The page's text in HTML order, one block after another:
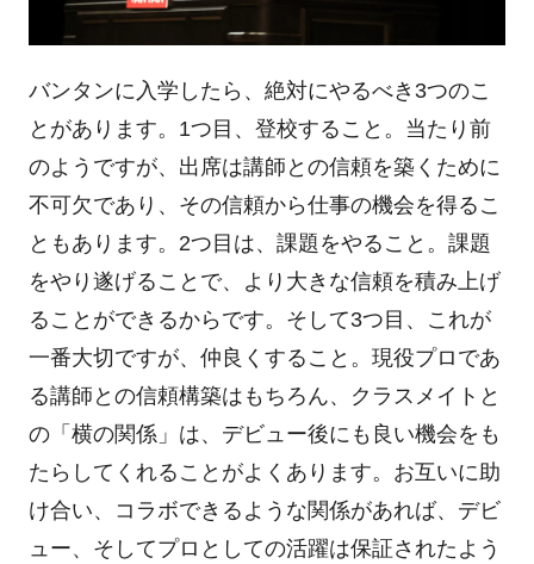
バンタンに入学したら、絶対にやるべき3つのこ
とがあります。1つ目、登校すること。当たり前
のようですが、出席は講師との信頼を築くために
不可欠であり、その信頼から仕事の機会を得るこ
ともあります。2つ目は、課題をやること。課題
をやり遂げることで、より大きな信頼を積み上げ
ることができるからです。そして3つ目、これが
一番大切ですが、仲良くすること。現役プロであ
る講師との信頼構築はもちろん、クラスメイトと
の「横の関係」は、デビュー後にも良い機会をも
たらしてくれることがよくあります。お互いに助
け合い、コラボできるような関係があれば、デビ
ュー、そしてプロとしての活躍は保証されたよう